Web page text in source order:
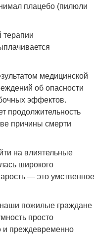
плацебо (пилюли
терапии
медицинской
об опасности
эффектов.
продолжительность
причины смерти
на влиятельные
широкого
— это умственное
наши пожилые граждане
просто
и преждевременно